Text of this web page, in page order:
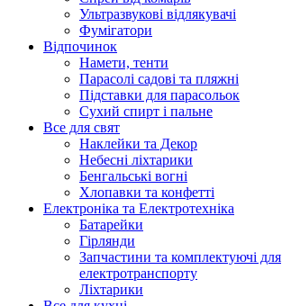
Ультразвукові відлякувачі
Фумігатори
Відпочинок
Намети, тенти
Парасолі садові та пляжні
Підставки для парасольок
Сухий спирт і пальне
Все для свят
Наклейки та Декор
Небесні ліхтарики
Бенгальські вогні
Хлопавки та конфетті
Електроніка та Електротехніка
Батарейки
Гірлянди
Запчастини та комплектуючі для
електротранспорту
Ліхтарики